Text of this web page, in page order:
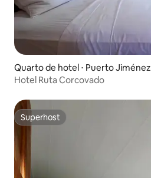
Quarto de hotel ⋅ Puerto Jiménez
Hotel Ruta Corcovado
Superhost
Superhost